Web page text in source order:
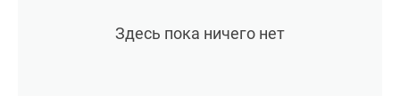
Здесь пока ничего нет